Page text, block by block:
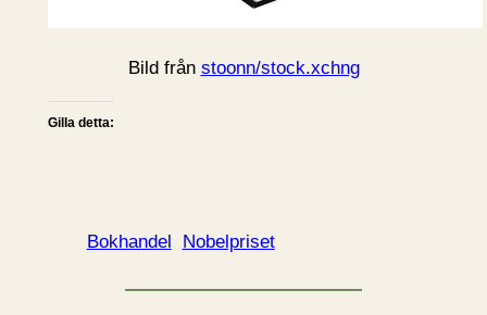
Bild från stoonn/stock.xchng
Gilla detta:
Bokhandel Nobelpriset